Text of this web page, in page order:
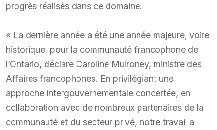
progrès réalisés dans ce domaine.
« La dernière année a été une année majeure, voire
historique, pour la communauté francophone de
l’Ontario, déclare Caroline Mulroney, ministre des
Affaires francophones. En privilégiant une
approche intergouvernementale concertée, en
collaboration avec de nombreux partenaires de la
communauté et du secteur privé, notre travail a